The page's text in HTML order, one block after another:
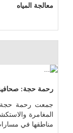
معالجة المياه
رحمة حجة:
المغامرة
مناطقها في